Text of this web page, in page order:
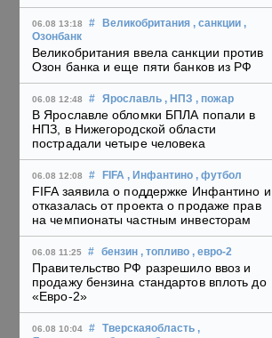
06.08 13:18 # Великобритания , санкции ,
Озонбанк
Великобритания ввела санкции против
Озон банка и еще пяти банков из РФ
06.08 12:48 # Ярославль , НПЗ , пожар
В Ярославле обломки БПЛА попали в
НПЗ, в Нижегородской области
пострадали четыре человека
06.08 12:08 # FIFA , Инфантино , футбол
FIFA заявила о поддержке Инфантино и
отказалась от проекта о продаже прав
на чемпионаты частным инвесторам
06.08 11:25 # бензин , топливо , евро-2
Правительство РФ разрешило ввоз и
продажу бензина стандартов вплоть до
«Евро-2»
06.08 10:04 # Тверскаяобласть ,